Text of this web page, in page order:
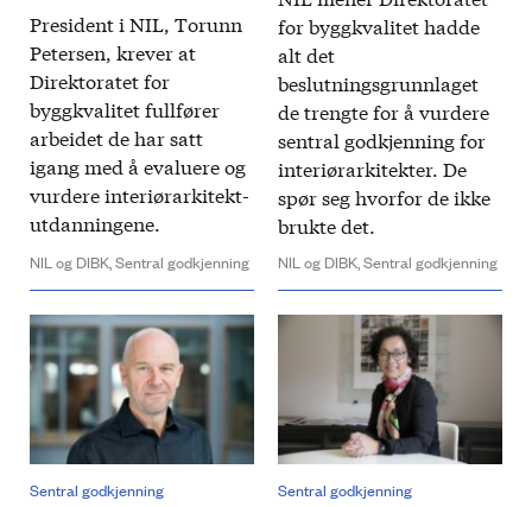
President i NIL, Torunn
Petersen, krever at
Direktoratet for
byggkvalitet fullfører
arbeidet de har satt
igang med å evaluere og
vurdere interiørarkitekt­
utdanningene.
NIL og DIBK,Sentral godkjenning
for byggkvalitet hadde
alt det
beslutningsgrunnlaget
de trengte for å vurdere
sentral godkjenning for
interiørarkitekter. De
spør seg hvorfor de ikke
brukte det.
NIL og DIBK,Sentral godkjenning
Sentral godkjenning Sentral godkjenning